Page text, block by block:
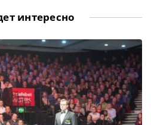
интересно